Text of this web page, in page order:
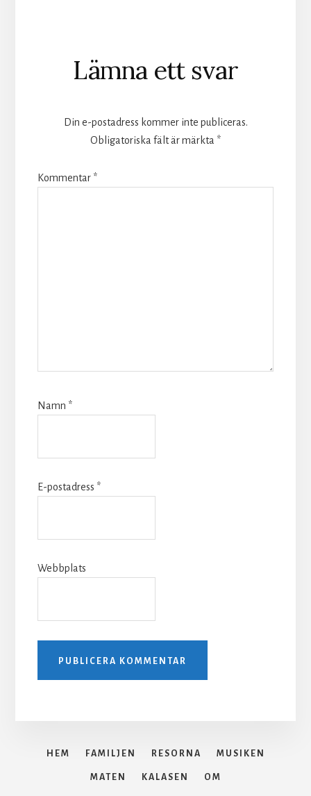
Läsarkommentarer
Lämna ett svar
Din e-postadress kommer inte publiceras.
Obligatoriska fält är märkta *
Kommentar *
Namn *
E-postadress *
Webbplats
HEM FAMILJEN RESORNA MUSIKEN
MATEN KALASEN OM